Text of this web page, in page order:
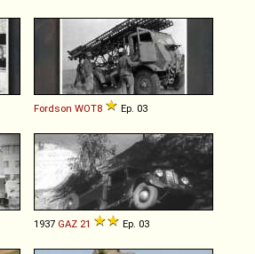
Fordson WOT8 Ep. 03
1937 GAZ 21 Ep. 03